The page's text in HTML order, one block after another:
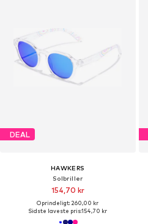
DEAL
HAWKERS
Solbriller
154,70 kr
Oprindeligt: 260,00 kr
Sidste laveste pris:154,70 kr